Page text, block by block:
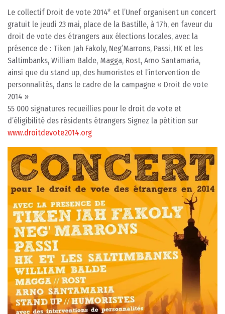
Le collectif Droit de vote 2014* et l’Unef organisent un concert
gratuit le jeudi 23 mai, place de la Bastille, à 17h, en faveur du
droit de vote des étrangers aux élections locales, avec la
présence de : Tiken Jah Fakoly, Neg’Marrons, Passi, HK et les
Saltimbanks, William Balde, Magga, Rost, Arno Santamaria,
ainsi que du stand up, des humoristes et l’intervention de
personnalités, dans le cadre de la campagne « Droit de vote
2014 »
55 000 signatures recueillies pour le droit de vote et
d’éligibilité des résidents étrangers Signez la pétition sur
www.droitdevote2014.org